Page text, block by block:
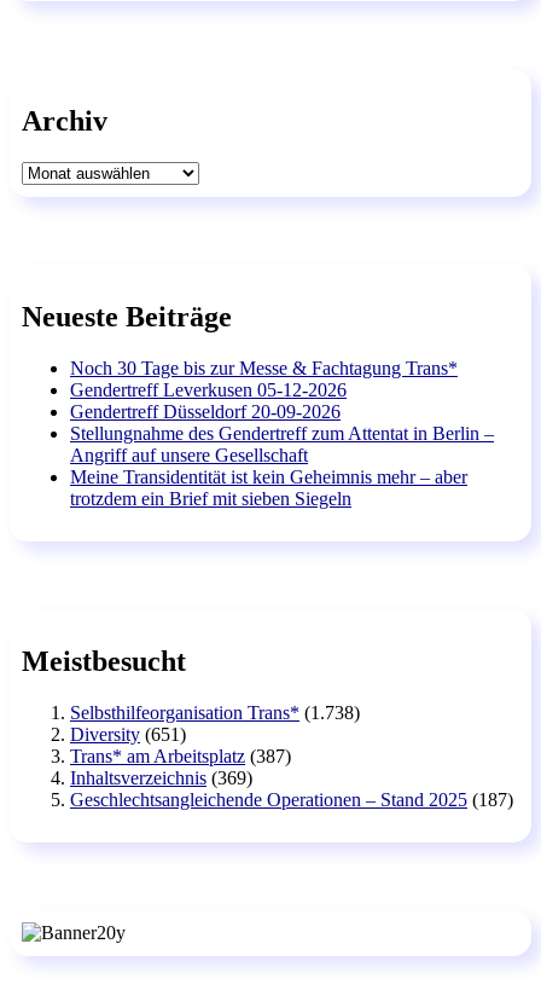
Archiv
Archiv
Neueste Beiträge
Noch 30 Tage bis zur Messe & Fachtagung Trans*
Gendertreff Leverkusen 05-12-2026
Gendertreff Düsseldorf 20-09-2026
Stellungnahme des Gendertreff zum Attentat in Berlin –
Angriff auf unsere Gesellschaft
Meine Transidentität ist kein Geheimnis mehr – aber
trotzdem ein Brief mit sieben Siegeln
Meistbesucht
Selbsthilfeorganisation Trans* (1.738)
Diversity (651)
Trans* am Arbeitsplatz (387)
Inhaltsverzeichnis (369)
Geschlechtsangleichende Operationen – Stand 2025 (187)